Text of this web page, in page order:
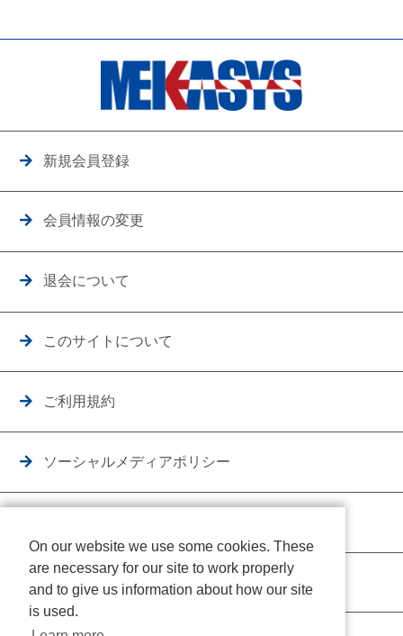
新規会員登録
会員情報の変更
退会について
このサイトについて
ご利用規約
ソーシャルメディアポリシー
クッキーポリシー
On our website we use some cookies. These
are necessary for our site to work properly
and to give us information about how our site
is used.